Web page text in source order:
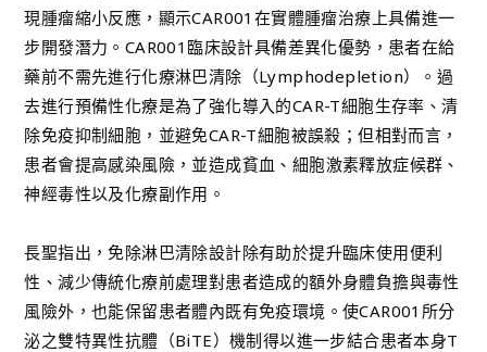
現腫瘤縮小反應，顯示CAR001在實體腫瘤治療上具備進一
步開發潛力。CAR001臨床設計具備差異化優勢，患者在給
藥前不需先進行化療淋巴清除（Lymphodepletion）。過
去進行預備性化療是為了強化導入的CAR-T細胞生存率、清
除免疫抑制細胞，並避免CAR-T細胞被誤殺；但相對而言，
患者會提高感染風險，並造成貧血、細胞激素釋放症候群、
神經毒性以及化療副作用。
長聖指出，免除淋巴清除設計除有助於提升臨床使用便利
性、減少傳統化療前處理對患者造成的額外身體負擔與毒性
風險外，也能保留患者體內既有免疫環境。使CAR001所分
泌之雙特異性抗體（BiTE）機制得以進一步結合患者本身T